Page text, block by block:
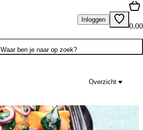
Inloggen
0.00
Waar ben je naar op zoek?
Overzicht